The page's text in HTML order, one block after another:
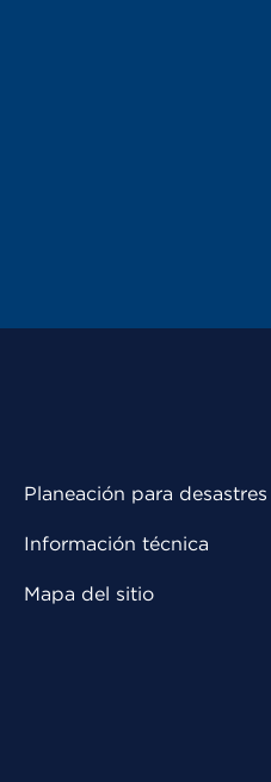
Planeación para desastres
Información técnica
Mapa del sitio